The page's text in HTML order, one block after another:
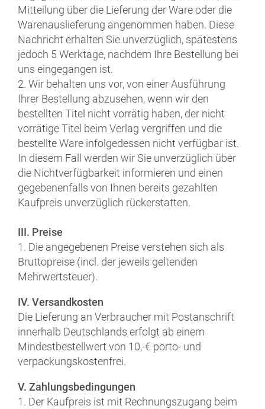
Mitteilung über die Lieferung der Ware oder die
Warenauslieferung angenommen haben. Diese
Nachricht erhalten Sie unverzüglich, spätestens
jedoch 5 Werktage, nachdem Ihre Bestellung bei
uns eingegangen ist.
2. Wir behalten uns vor, von einer Ausführung
Ihrer Bestellung abzusehen, wenn wir den
bestellten Titel nicht vorrätig haben, der nicht
vorrätige Titel beim Verlag vergriffen und die
bestellte Ware infolgedessen nicht verfügbar ist.
In diesem Fall werden wir Sie unverzüglich über
die Nichtverfügbarkeit informieren und einen
gegebenenfalls von Ihnen bereits gezahlten
Kaufpreis unverzüglich rückerstatten.
III. Preise
1. Die angegebenen Preise verstehen sich als
Bruttopreise (incl. der jeweils geltenden
Mehrwertsteuer).
IV. Versandkosten
Die Lieferung an Verbraucher mit Postanschrift
innerhalb Deutschlands erfolgt ab einem
Mindestbestellwert von 10,-€ porto- und
verpackungskostenfrei.
V. Zahlungsbedingungen
1. Der Kaufpreis ist mit Rechnungszugang beim